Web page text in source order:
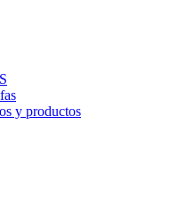
y productos